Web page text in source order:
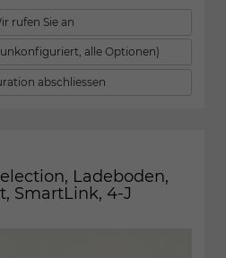
rufen Sie an
alle Optionen)
abschliessen
Ladeboden,
SmartLink, 4-J